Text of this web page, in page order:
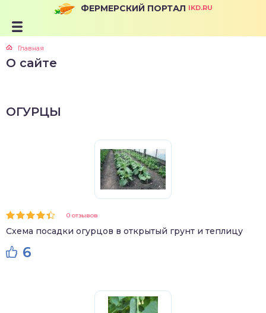
ФЕРМЕРСКИЙ ПОРТАЛ IKD.RU
Главная
О сайте
ОГУРЦЫ
0 отзывов
Схема посадки огурцов в открытый грунт и теплицу
6